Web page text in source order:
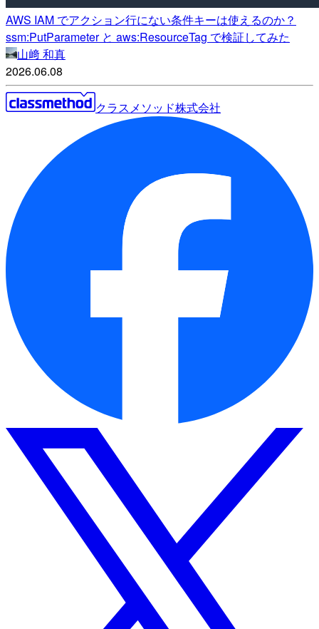
AWS IAM でアクション行にない条件キーは使えるのか？
ssm:PutParameter と aws:ResourceTag で検証してみた
山﨑 和真
2026.06.08
クラスメソッド株式会社